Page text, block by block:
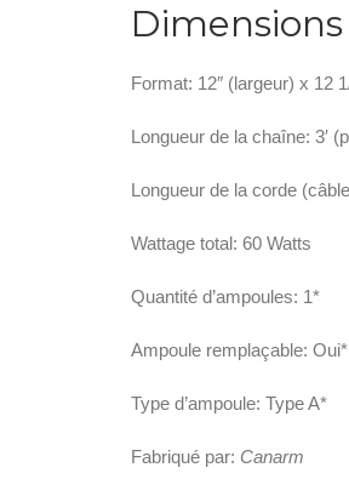
Format: 12″ (largeur) x 12
Longueur de la chaîne: 3′
Longueur de la corde
Wattage total: 60 Watts
Quantité d’ampoules: 1*
Ampoule remplaçable: Oui*
Type d’ampoule: Type A*
Fabriqué par: Canarm